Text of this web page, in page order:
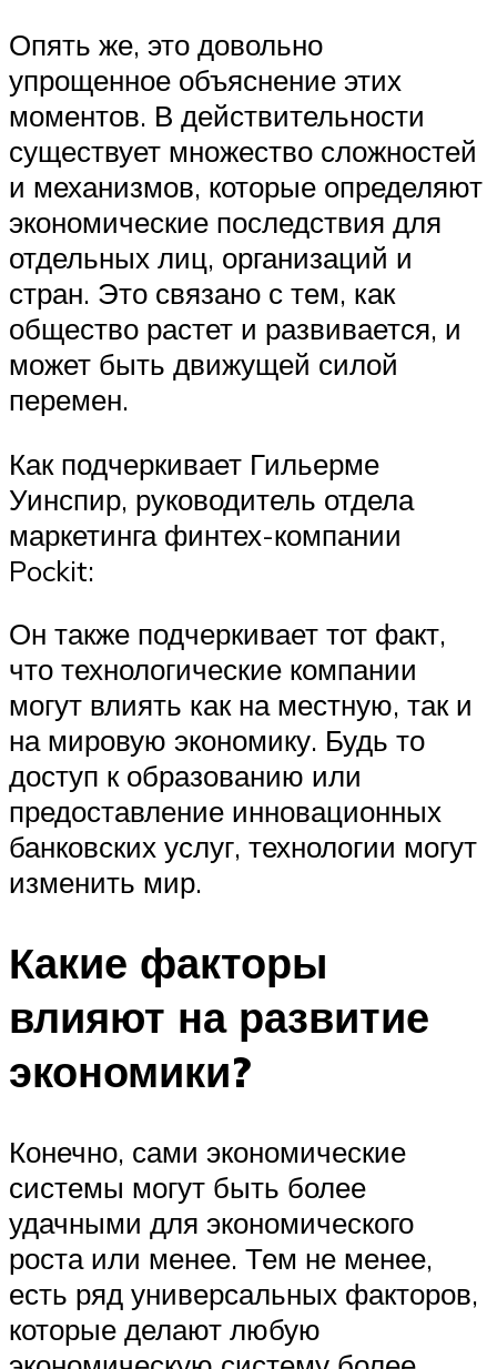
Опять же, это довольно
упрощенное объяснение этих
моментов. В действительности
существует множество сложностей
и механизмов, которые определяют
экономические последствия для
отдельных лиц, организаций и
стран. Это связано с тем, как
общество растет и развивается, и
может быть движущей силой
перемен.
Как подчеркивает Гильерме
Уинспир, руководитель отдела
маркетинга финтех-компании
Pockit:
Он также подчеркивает тот факт,
что технологические компании
могут влиять как на местную, так и
на мировую экономику. Будь то
доступ к образованию или
предоставление инновационных
банковских услуг, технологии могут
изменить мир.
Какие факторы
влияют на развитие
экономики?
Конечно, сами экономические
системы могут быть более
удачными для экономического
роста или менее. Тем не менее,
есть ряд универсальных факторов,
которые делают любую